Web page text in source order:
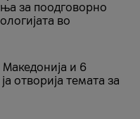
за поодговорно
во
Македонија и 6
отворија темата за